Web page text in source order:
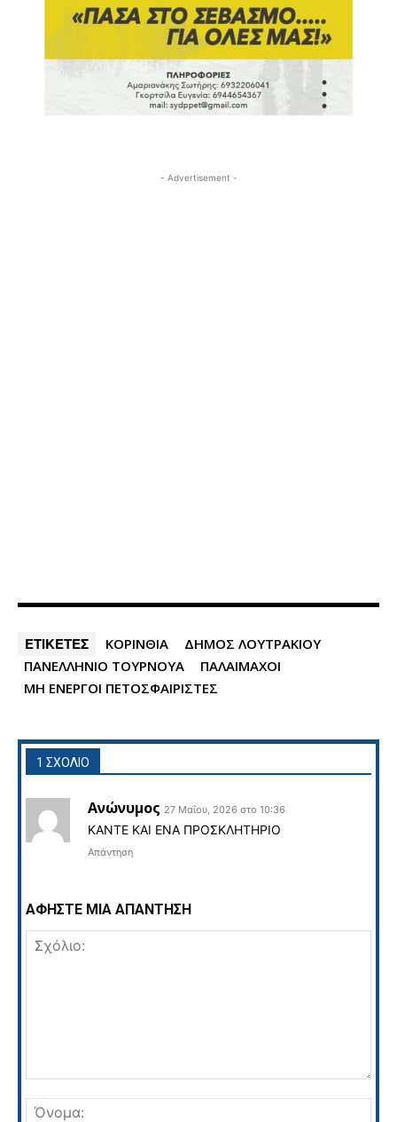
- Advertisement -
ΕΤΙΚΕΤΕΣ ΚΟΡΙΝΘΙΑ
ΔΗΜΟΣ ΛΟΥΤΡΑΚΙΟΥ
ΠΑΝΕΛΛΗΝΙΟ ΤΟΥΡΝΟΥΑ
ΠΑΛΑΙΜΑΧΟΙ
ΜΗ ΕΝΕΡΓΟΙ ΠΕΤΟΣΦΑΙΡΙΣΤΕΣ
1 ΣΧΟΛΙΟ
Ανώνυμος 27 Μαΐου, 2026 στο 10:36
ΚΑΝΤΕ ΚΑΙ ΕΝΑ ΠΡΟΣΚΛΗΤΗΡΙΟ
Απάντηση
ΑΦΗΣΤΕ ΜΙΑ ΑΠΑΝΤΗΣΗ